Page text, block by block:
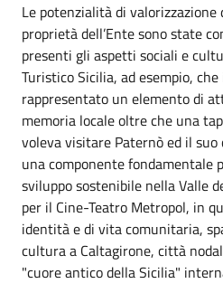
Le potenzialità di valorizzazione
proprietà dell’Ente sono state
presenti gli aspetti sociali e
Turistico Sicilia, ad esempio,
rappresentato un elemento di
memoria locale oltre che una
voleva visitare Paternò ed il
una componente fondamentale
sviluppo sostenibile nella Valle
per il Cine-Teatro Metropol, in
identità e di vita comunitaria,
cultura a Caltagirone, città
"cuore antico della Sicilia"